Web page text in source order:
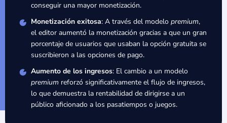
conseguir una mayor monetización.
Monetización exitosa: A través del modelo premium,
el editor aumentó la monetización gracias a que un gran
porcentaje de usuarios que usaban la opción gratuita se
suscribieron a las opciones de pago.
Aumento de los ingresos: El cambio a un modelo
premium reforzó significativamente el flujo de ingresos,
lo que demuestra la rentabilidad de dirigirse a un
público aficionado a los pasatiempos o juegos.